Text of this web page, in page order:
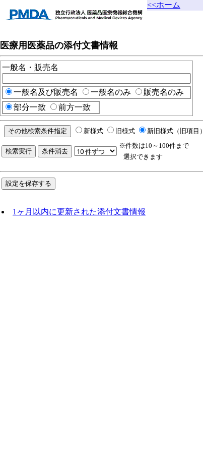
<<ホーム
医療用医薬品の添付文書情報
一般名・販売名
一般名及び販売名 一般名のみ
販売名のみ
部分一致
前方一致
新様式 旧様式 新旧様式（旧項目）
※件数は10～100件まで
選択できます
1ヶ月以内に更新された添付文書情報